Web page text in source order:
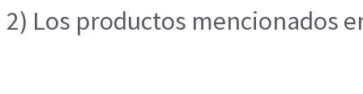
2) Los productos mencionados